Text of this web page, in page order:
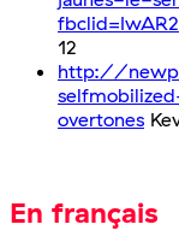
12
http://
overtones
En français